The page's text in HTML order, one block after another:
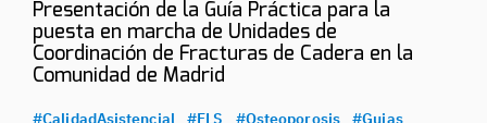
Presentación de la Guía Práctica para la
puesta en marcha de Unidades de
Coordinación de Fracturas de Cadera en la
Comunidad de Madrid